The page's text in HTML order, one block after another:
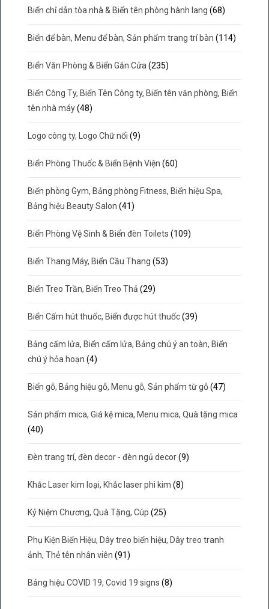
Biển chỉ dẫn tòa nhà & Biển tên phòng hành lang (68)
Biển để bàn, Menu để bàn, Sản phẩm trang trí bàn (114)
Biển Văn Phòng & Biển Gắn Cửa (235)
Biển Công Ty, Biển Tên Công ty, Biển tên văn phòng, Biển
tên nhà máy (48)
Logo công ty, Logo Chữ nổi (9)
Biển Phòng Thuốc & Biển Bệnh Viện (60)
Biển phòng Gym, Bảng phòng Fitness, Biển hiệu Spa,
Bảng hiệu Beauty Salon (41)
Biển Phòng Vệ Sinh & Biển đèn Toilets (109)
Biển Thang Máy, Biển Cầu Thang (53)
Biển Treo Trần, Biển Treo Thả (29)
Biển Cấm hút thuốc, Biển được hút thuốc (39)
Bảng cấm lửa, Biển cấm lửa, Bảng chú ý an toàn, Biển
chú ý hỏa hoạn (4)
Biển gỗ, Bảng hiệu gỗ, Menu gỗ, Sản phẩm từ gỗ (47)
Sản phẩm mica, Giá kệ mica, Menu mica, Quà tặng mica
(40)
Đèn trang trí, đèn decor - đèn ngủ decor (9)
Khắc Laser kim loại, Khắc laser phi kim (8)
Kỷ Niệm Chương, Quà Tặng, Cúp (25)
Phụ Kiện Biển Hiệu, Dây treo biển hiệu, Dây treo tranh
ảnh, Thẻ tên nhân viên (91)
Bảng hiệu COVID 19, Covid 19 signs (8)